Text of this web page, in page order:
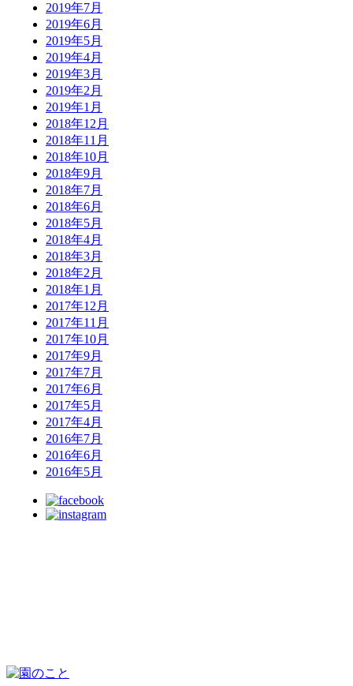
2019年7月
2019年6月
2019年5月
2019年4月
2019年3月
2019年2月
2019年1月
2018年12月
2018年11月
2018年10月
2018年9月
2018年7月
2018年6月
2018年5月
2018年4月
2018年3月
2018年2月
2018年1月
2017年12月
2017年11月
2017年10月
2017年9月
2017年7月
2017年6月
2017年5月
2017年4月
2016年7月
2016年6月
2016年5月